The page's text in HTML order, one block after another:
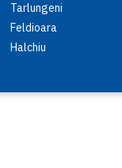
Tarlungeni
Feldioara
Halchiu